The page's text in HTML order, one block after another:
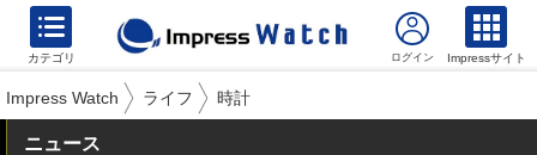
カテゴリ Impressサイト
Impress Watch ライフ 時計
ニュース